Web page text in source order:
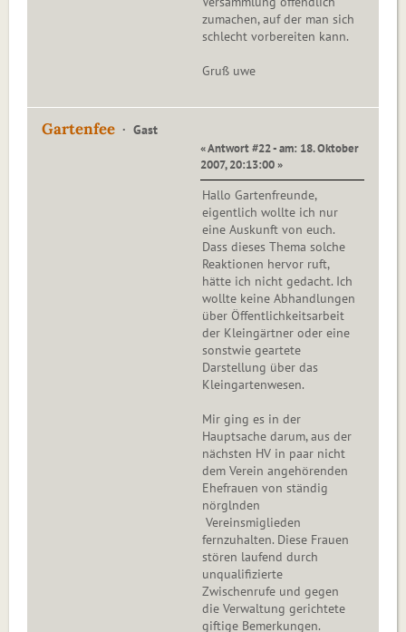
zumachen, auf der man sich
schlecht vorbereiten kann.
Gruß uwe
Gartenfee Gast
« Antwort #22 - am: 18. Oktober
2007, 20:13:00 »
Hallo Gartenfreunde,
eigentlich wollte ich nur
eine Auskunft von euch.
Dass dieses Thema solche
Reaktionen hervor ruft,
hätte ich nicht gedacht. Ich
wollte keine Abhandlungen
über Öffentlichkeitsarbeit
der Kleingärtner oder eine
sonstwie geartete
Darstellung über das
Kleingartenwesen.
Mir ging es in der
Hauptsache darum, aus der
nächsten HV in paar nicht
dem Verein angehörenden
Ehefrauen von ständig
nörglnden
Vereinsmiglieden
fernzuhalten. Diese Frauen
stören laufend durch
unqualifizierte
Zwischenrufe und gegen
die Verwaltung gerichtete
giftige Bemerkungen.